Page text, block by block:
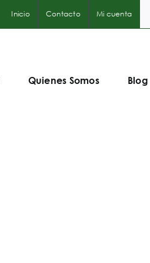
Inicio Contacto Mi cuenta
Quienes Somos Blog